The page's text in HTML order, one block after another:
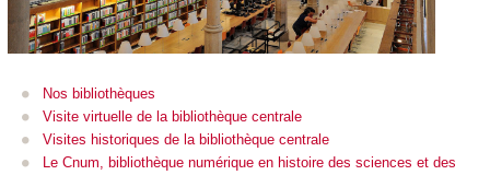
Nos bibliothèques
Visite virtuelle de la bibliothèque centrale
Visites historiques de la bibliothèque centrale
Le Cnum, bibliothèque numérique en histoire des sciences et des